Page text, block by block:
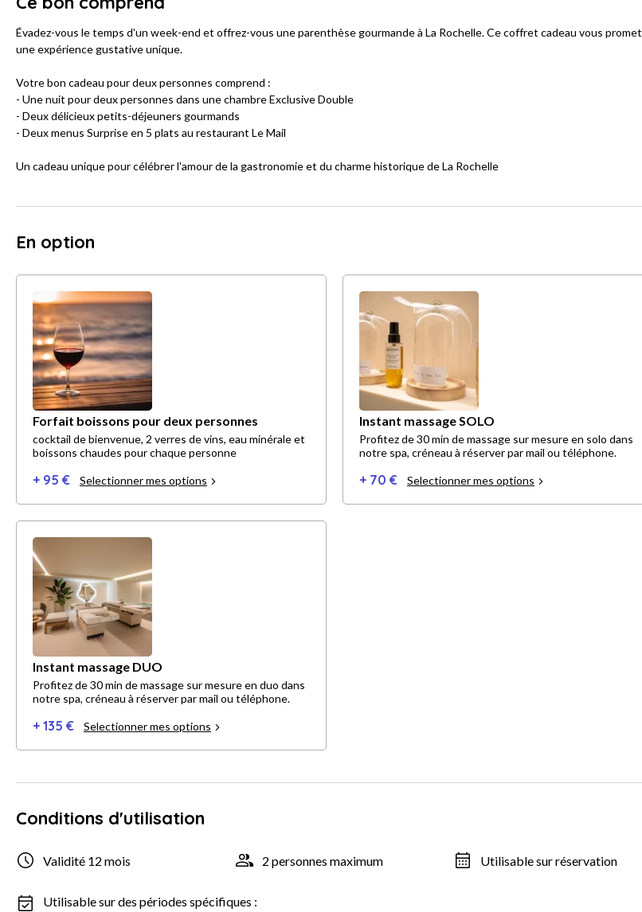
Évadez-vous le temps d'un week-end et offrez-vous une parenthèse gourmande à La Rochelle. Ce coffret cadeau vous promet
une expérience gustative unique.
Votre bon cadeau pour deux personnes comprend :
- Une nuit pour deux personnes dans une chambre Exclusive Double
- Deux délicieux petits-déjeuners gourmands
- Deux menus Surprise en 5 plats au restaurant Le Mail
Un cadeau unique pour célébrer l'amour de la gastronomie et du charme historique de La Rochelle
En option
Forfait boissons pour deux personnes
cocktail de bienvenue, 2 verres de vins, eau minérale et
boissons chaudes pour chaque personne
+ 95 € Selectionner mes options
Instant massage DUO
Profitez de 30 min de massage sur mesure en duo dans
notre spa, créneau à réserver par mail ou téléphone.
+ 135 € Selectionner mes options
Instant massage SOLO
Profitez de 30 min de massage sur mesure en solo dans
notre spa, créneau à réserver par mail ou téléphone.
+ 70 € Selectionner mes options
Conditions d'utilisation
Validité 12 mois 2 personnes maximum Utilisable sur réservation
Utilisable sur des périodes spécifiques :